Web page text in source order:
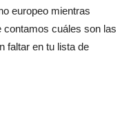
europeo mientras
contamos cuáles son las
faltar en tu lista de